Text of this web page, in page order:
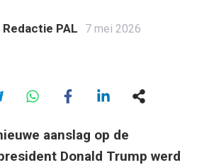
Redactie PAL 7 mei 2026
aanslag op de
Donald Trump werd